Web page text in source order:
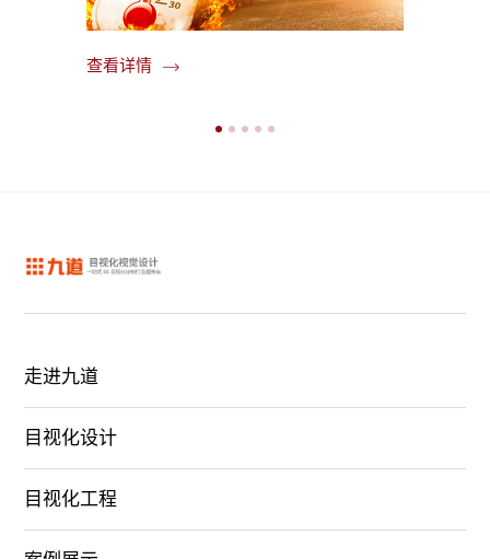
查看详情
走进九道
目视化设计
目视化工程